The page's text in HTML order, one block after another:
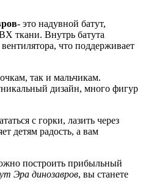
- это надувной батут,
ткани. Внутрь батута
что поддерживает
так и мальчикам.
дизайн, много фигур
с горки, лазить через
детям радость, а вам
построить прибыльный
Эра динозавров, вы станете